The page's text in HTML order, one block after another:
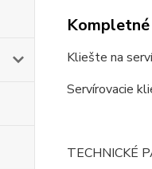
Kliešte na
Servírovacie
TECHNICKÉ